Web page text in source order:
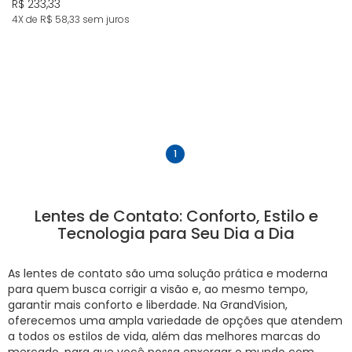
R$ 233,33
4X de R$ 58,33 sem juros
1
Lentes de Contato: Conforto, Estilo e
Tecnologia para Seu Dia a Dia
As lentes de contato são uma solução prática e moderna
para quem busca corrigir a visão e, ao mesmo tempo,
garantir mais conforto e liberdade. Na GrandVision,
oferecemos uma ampla variedade de opções que atendem
a todos os estilos de vida, além das melhores marcas do